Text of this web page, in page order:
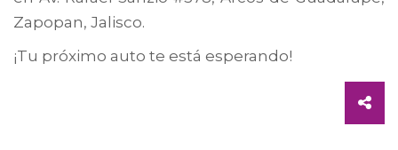
Zapopan, Jalisco.
¡Tu próximo auto te está esperando!